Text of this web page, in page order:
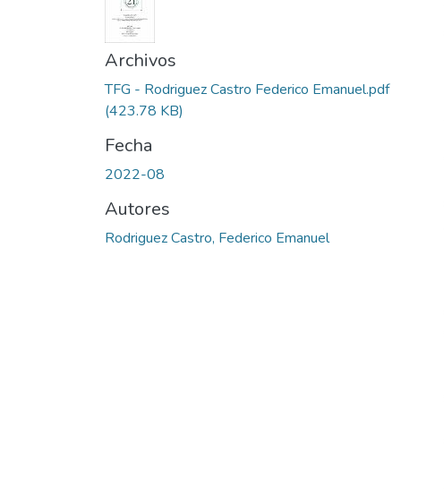
Archivos
TFG - Rodriguez Castro Federico Emanuel.pdf
(423.78 KB)
Fecha
2022-08
Autores
Rodriguez Castro, Federico Emanuel